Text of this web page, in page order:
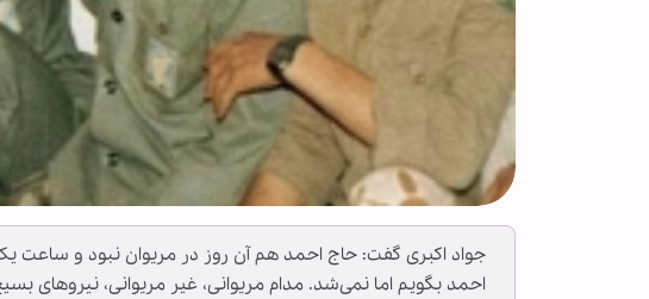
جواد اکبری گفت:‌ حاج احمد هم آن روز در مریوان نبود و ساعت
احمد بگویم اما نمی‌شد. مدام مریوانی، غیر مریوانی، نیروهای